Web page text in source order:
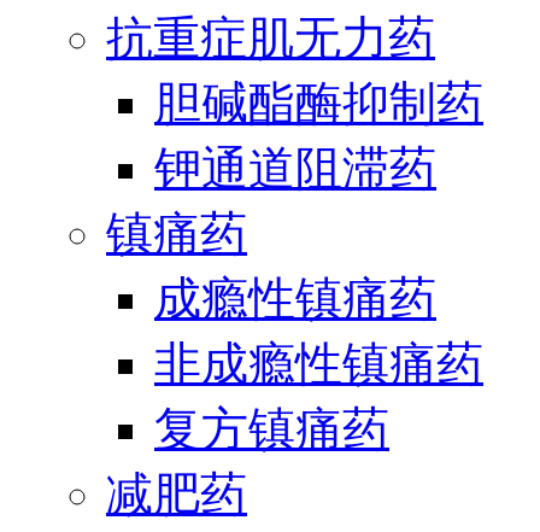
抗重症肌无力药
胆碱酯酶抑制药
钾通道阻滞药
镇痛药
成瘾性镇痛药
非成瘾性镇痛药
复方镇痛药
减肥药